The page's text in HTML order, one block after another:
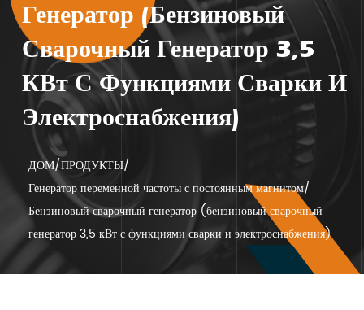
Генератор (бензиновый
Сварочный Генератор 3,5
КВт С Функциями Сварки И
Электроснабжения)
ДОМ/ПРОДУКТЫ/
Генератор переменной частоты с постоянным магнитом/
Бензиновый сварочный генератор (бензиновый сварочный
генератор 3,5 кВт с функциями сварки и электроснабжения)